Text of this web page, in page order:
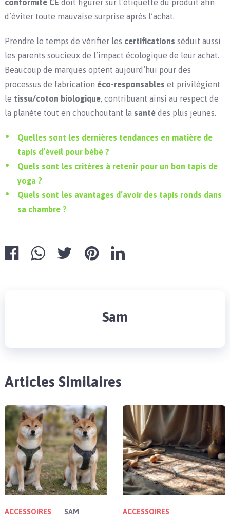
conformité CE doit figurer sur l’étiquette du produit afin
d’éviter toute mauvaise surprise après l’achat.
Prendre le temps de vérifier les certifications séduit aussi
les parents soucieux de l’impact écologique de leur achat.
Beaucoup de marques optent aujourd’hui pour des
processus de fabrication éco-responsables et privilégient
le tissu/coton biologique, contribuant ainsi au respect de
la planète tout en chouchoutant la santédes plus jeunes.
Quelles sont les dernières tendances en matière de
tapis d’éveil pour bébé ?
Quels sont les critères à retenir pour un bon tapis de
yoga ?
Quels sont les avantages d’avoir des tapis ronds dans
sa chambre ?
Sam
Articles Similaires
ACCESSOIRES SAM
ACCESSOIRES